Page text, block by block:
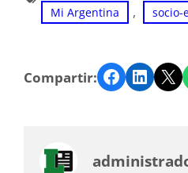
Mi Argentina , socio-
Compartir: Facebook LinkedIn Twitter